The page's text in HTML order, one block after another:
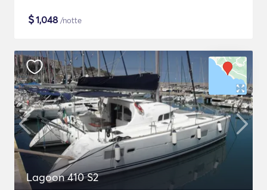
$1,048 /notte
Lagoon 410 S2